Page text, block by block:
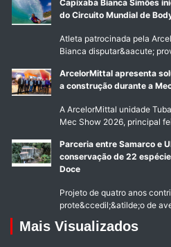
Capixaba Bianca Simões
do Circuito Mundial de
Atleta patrocinada pela
Bianca disputar&aacute;
ArcelorMittal apresenta
a construção durante a
A ArcelorMittal unidade
Mec Show 2026, principal
Parceria entre Samarco e
conservação de 22
Doce
Projeto de quatro anos
prote&ccedil;&atilde;o de
Mais Visualizados